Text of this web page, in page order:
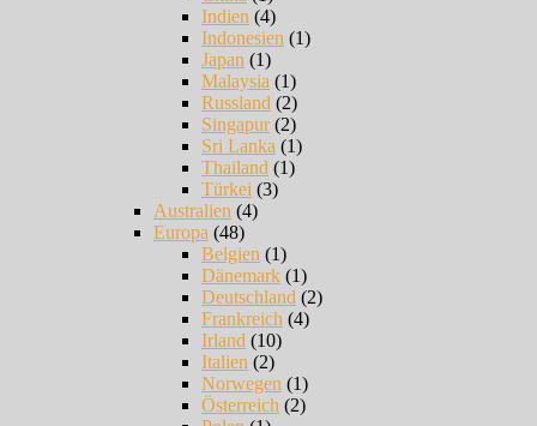
Indien (4)
Indonesien (1)
Japan (1)
Malaysia (1)
Russland (2)
Singapur(2)
Sri Lanka (1)
Thailand (1)
Türkei (3)
Australien (4)
Europa (48)
Belgien (1)
Dänemark (1)
Deutschland (2)
Frankreich (4)
Irland (10)
Italien (2)
Norwegen (1)
Österreich (2)